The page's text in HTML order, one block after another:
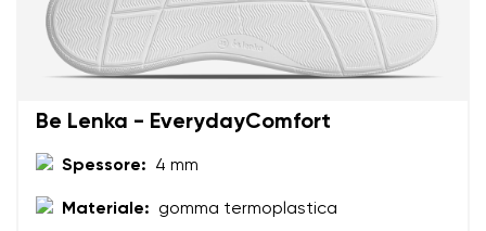
Be Lenka - EverydayComfort
Spessore: 4 mm
Materiale: gomma termoplastica
La tua email
Il tuo nome